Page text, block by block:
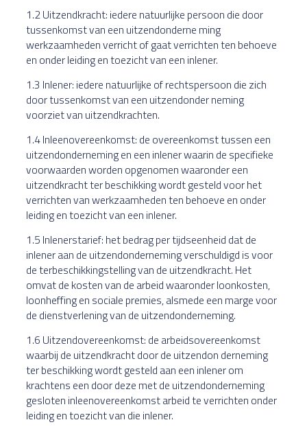
1.2 Uitzendkracht: iedere natuurlijke persoon die door
tussenkomst van een uitzendonderne ming
werkzaamheden verricht of gaat verrichten ten behoeve
en onder leiding en toezicht van een inlener.
1.3 Inlener: iedere natuurlijke of rechtspersoon die zich
door tussenkomst van een uitzendonder neming
voorziet van uitzendkrachten.
1.4 Inleenovereenkomst: de overeenkomst tussen een
uitzendonderneming en een inlener waarin de specifieke
voorwaarden worden opgenomen waaronder een
uitzendkracht ter beschikking wordt gesteld voor het
verrichten van werkzaamheden ten behoeve en onder
leiding en toezicht van een inlener.
1.5 Inlenerstarief: het bedrag per tijdseenheid dat de
inlener aan de uitzendonderneming verschuldigd is voor
de terbeschikkingstelling van de uitzendkracht. Het
omvat de kosten van de arbeid waaronder loonkosten,
loonheffing en sociale premies, alsmede een marge voor
de dienstverlening van de uitzendonderneming.
1.6 Uitzendovereenkomst: de arbeidsovereenkomst
waarbij de uitzendkracht door de uitzendon derneming
ter beschikking wordt gesteld aan een inlener om
krachtens een door deze met de uitzendonderneming
gesloten inleenovereenkomst arbeid te verrichten onder
leiding en toezicht van die inlener.